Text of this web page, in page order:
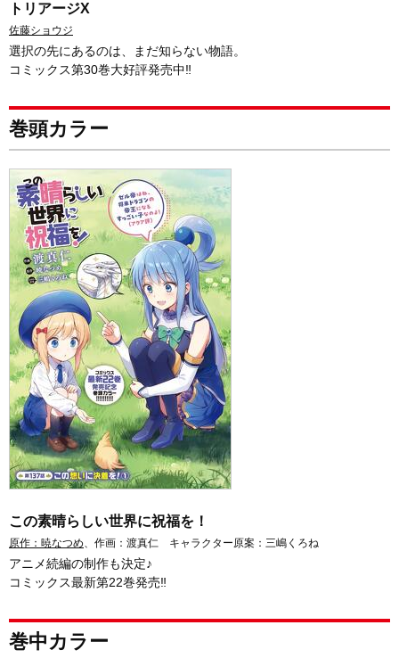
トリアージX
佐藤ショウジ
選択の先にあるのは、まだ知らない物語。
コミックス第30巻大好評発売中‼
巻頭カラー
この素晴らしい世界に祝福を！
原作：暁なつめ、作画：渡真仁 キャラクター原案：三嶋くろね
アニメ続編の制作も決定♪
コミックス最新第22巻発売‼
巻中カラー